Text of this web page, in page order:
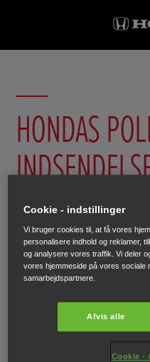
HONDAS
November 2022
Idéer og forslag til
Cookie - indstillinger
Vi bruger cookies til, at få vores
personalisere indhold og reklamer,
og analysere vores traffik. Vi deler
vores hjemmeside på vores sociale
samarbejdspartnere.
Afvis alle
Cookie -